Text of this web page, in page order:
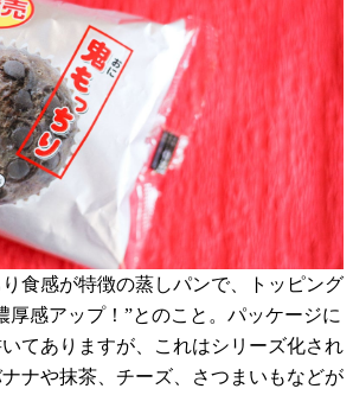
食感が特徴の蒸しパンで、トッピング
厚感アップ！”とのこと。パッケージに
いてありますが、これはシリーズ化され
ナや抹茶、チーズ、さつまいもなどが